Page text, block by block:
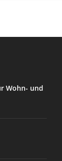
Wohn- und